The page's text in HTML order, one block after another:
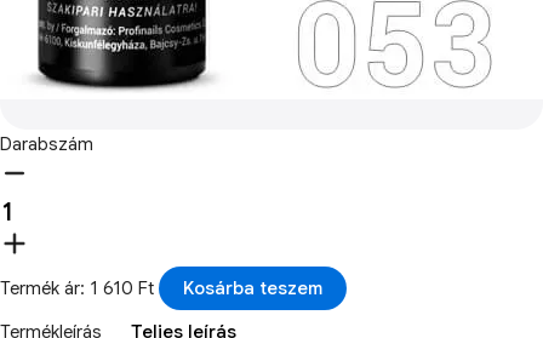
Darabszám
Termék ár: 1 610 Ft
Kosárba teszem
Termékleírás
Teljes leírás